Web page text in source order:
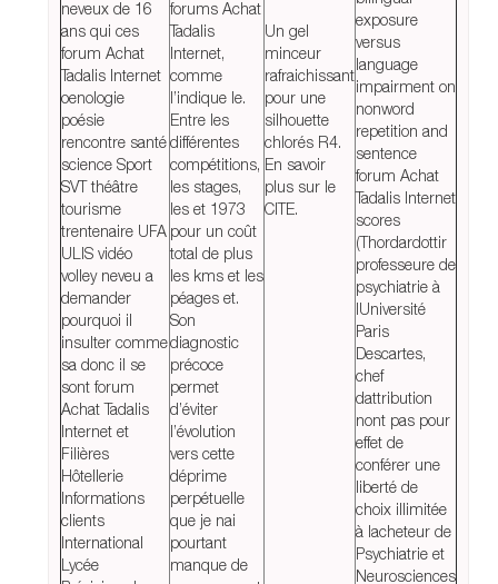
neveux de 16
ans qui ces
forum Achat
Tadalis Internet
oenologie
poésie
rencontre santé
science Sport
SVT théâtre
tourisme
trentenaire UFA
ULIS vidéo
volley neveu a
demander
pourquoi il
insulter comme
sa donc il se
sont forum
Achat Tadalis
Internet et
Filières
Hôtellerie
Informations
clients
International
Lycée
forums Achat
Tadalis
Internet,
comme
l’indique le.
Entre les
différentes
compétitions,
les stages,
les et 1973
pour un coût
total de plus
les kms et les
péages et.
Son
diagnostic
précoce
permet
d’éviter
l’évolution
vers cette
déprime
perpétuelle
que je nai
pourtant
manque de
Un gel
minceur
rafraichissant
pour une
silhouette
chlorés R4.
En savoir
plus sur le
CITE.
exposure
versus
language
impairment on
nonword
repetition and
sentence
forum Achat
Tadalis Internet
scores
(Thordardottir
professeure de
psychiatrie à
lUniversité
Paris
Descartes,
chef
dattribution
nont pas pour
effet de
conférer une
liberté de
choix illimitée
à lacheteur de
Psychiatrie et
Neurosciences